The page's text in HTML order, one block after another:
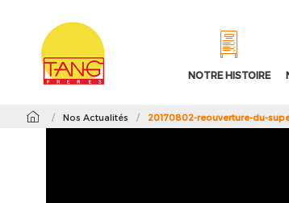
NOTRE HISTOIRE
/ Nos Actualités / 20170802-reouverture-du-